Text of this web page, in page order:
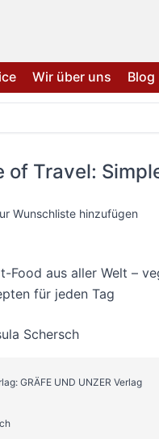
Wir über uns Blog
of Travel:
Wunschliste hinzufügen
Food aus aller Welt –
für jeden Tag
Schersch
GRÄFE UND UNZER Verlag